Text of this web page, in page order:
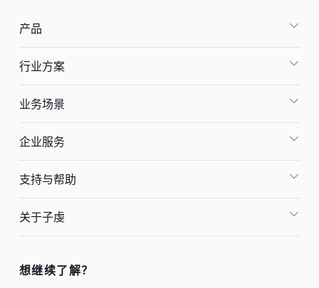
产品
行业方案
业务场景
企业服务
支持与帮助
关于子虔
想继续了解？